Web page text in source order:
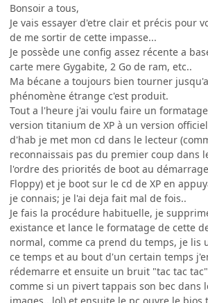
Bonsoir a tous,
Je vais essayer d'etre clair et précis pour
de me sortir de cette impasse...
Je possède une config assez récente a
carte mere Gygabite, 2 Go de ram, etc..
Ma bécane a toujours bien tourner
phénomène étrange c'est produit.
Tout a l'heure j'ai voulu faire un
version titanium de XP à un version
d'hab je met mon cd dans le lecteur
reconnaissais pas du premier coup dans
l'ordre des priorités de boot au démarrage
Floppy) et je boot sur le cd de XP en
je connais; je l'ai deja fait mal de fois..
Je fais la procédure habituelle, je
existance et lance le formatage de cette
normal, comme ca prend du temps, je lis
ce temps et au bout d'un certain temps
rédemarre et ensuite un bruit "tac tac
comme si un pivert tappais son bec dans